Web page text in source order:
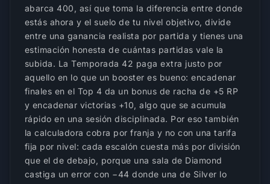
abarca 400, así que toma la diferencia entre donde
estás ahora y el suelo de tu nivel objetivo, divide
entre una ganancia realista por partida y tienes una
estimación honesta de cuántas partidas vale la
subida. La Temporada 42 paga extra justo por
aquello en lo que un booster es bueno: encadenar
finales en el Top 4 da un bonus de racha de +5 RP
y encadenar victorias +10, algo que se acumula
rápido en una sesión disciplinada. Por eso también
la calculadora cobra por franja y no con una tarifa
fija por nivel: cada escalón cuesta más por división
que el de debajo, porque una sala de Diamond
castiga un error con −44 donde una de Silver lo